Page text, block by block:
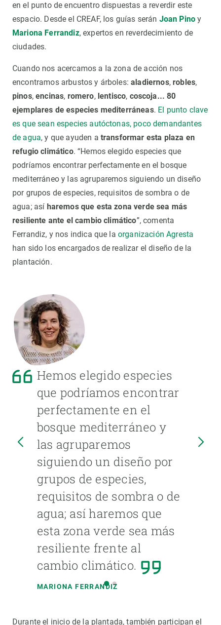
en el punto de encuentro dispuestas a reverdir este
espacio. Desde el CREAF, los guías serán Joan Pino y
Mariona Ferrandiz, expertos en reverdecimiento de
ciudades.
Cuando nos acercamos a la zona de acción nos
encontramos arbustos y árboles:aladiernos,robles,
pinos,encinas, romero, lentisco, coscoja... 80
ejemplares de especies mediterráneas. El punto clave
es que sean especies autóctonas, poco demandantes
de agua, y que ayuden a transformar esta plaza en
refugio climático. “Hemos elegido especies que
podríamos encontrar perfectamente en el bosque
mediterráneo y las agruparemos siguiendo un diseño
por grupos de especies, requisitos de sombra o de
agua; así haremos que esta zona verde sea más
resiliente ante el cambio climático”, comenta
Ferrandiz, y nos indica que la organización Agresta
han sido los encargados de realizar el diseño de la
plantación.
Hemos elegido especies
que podríamos encontrar
perfectamente en el
bosque mediterráneo y
las agruparemos
siguiendo un diseño por
grupos de especies,
requisitos de sombra o de
agua; así haremos que
esta zona verde sea más
resiliente frente al
cambio climático.
MARIONA FERRANDIZ
Durante el inicio de la plantada, también participan el